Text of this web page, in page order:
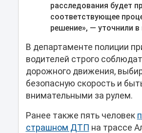
расследования будет
соответствующее
решение», — уточнили
В департаменте полиции
водителей строго
дорожного движения,
безопасную скорость и
внимательными за рулем.
Ранее также пять человек
страшном ДТП на трассе